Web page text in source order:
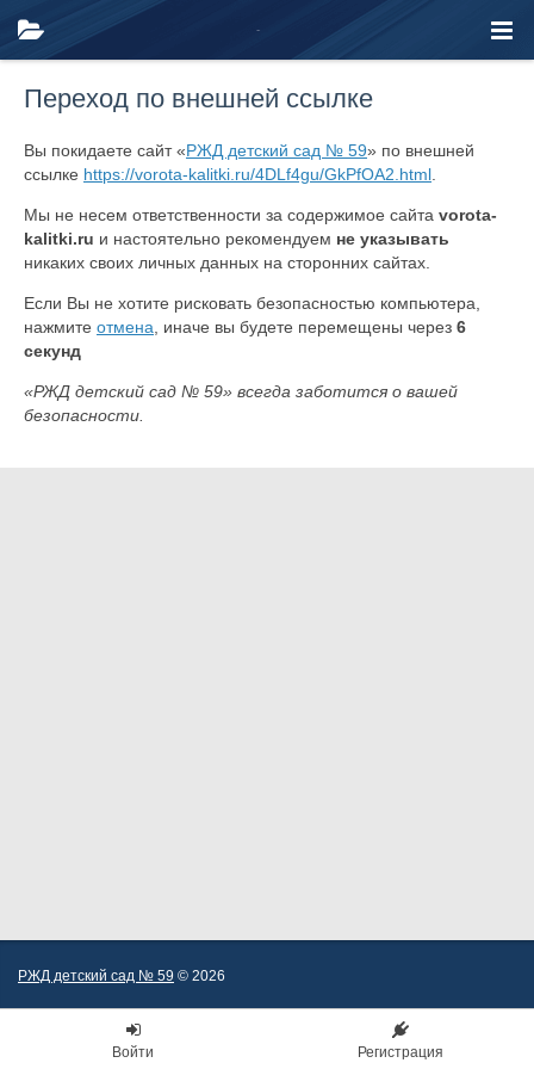
Переход по внешней ссылке
Вы покидаете сайт «РЖД детский сад № 59» по внешней
ссылке https://vorota-kalitki.ru/4DLf4gu/GkPfOA2.html
Мы не несем ответственности за содержимое сайта vorota-
kalitki.ru и настоятельно рекомендуем не указывать
никаких своих личных данных на сторонних сайтах.
Если Вы не хотите рисковать безопасностью компьютера,
нажмите отмена , иначе вы будете перемещены через 6
секунд
«РЖД детский сад № 59» всегда заботится о вашей
безопасности.
РЖД детский сад № 59 © 2026
Войти Регистрация